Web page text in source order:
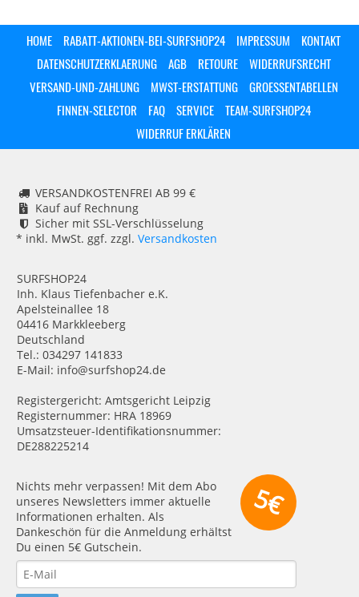
HOME RABATT-AKTIONEN-BEI-SURFSHOP24 IMPRESSUM
KONTAKT
DATENSCHUTZERKLAERUNG
AGB RETOURE
WIDERRUFSRECHT
VERSAND-UND-ZAHLUNG
MWST-ERSTATTUNG
GROESSENTABELLEN
FINNEN-SELECTOR
FAQ SERVICE
TEAM-SURFSHOP24
WIDERRUF ERKLÄREN
VERSANDKOSTENFREI AB 99 €
Kauf auf Rechnung
Sicher mit SSL-Verschlüsselung
* inkl. MwSt. ggf. zzgl. Versandkosten
SURFSHOP24
Inh. Klaus Tiefenbacher e.K.
Apelsteinallee 18
04416 Markkleeberg
Deutschland
Tel.: 034297 141833
E-Mail: info@surfshop24.de
Registergericht: Amtsgericht Leipzig
Registernummer: HRA 18969
Umsatzsteuer-Identifikationsnummer:
DE288225214
5€
Nichts mehr verpassen! Mit dem Abo
unseres Newsletters immer aktuelle
Informationen erhalten. Als
Dankeschön für die Anmeldung erhältst
Du einen 5€ Gutschein.